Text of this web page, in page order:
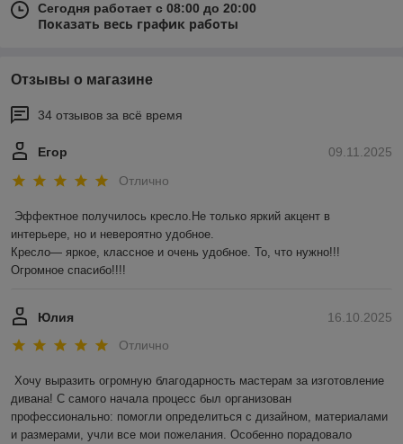
Сегодня работает с 08:00 до 20:00
Показать весь график работы
Отзывы о магазине
34 отзывов за всё время
09.11.2025
Егор
Отлично
Эффектное получилось кресло.Не только яркий акцент в
интерьере, но и невероятно удобное.
Кресло— яркое, классное и очень удобное. То, что нужно!!!
Огромное спасибо!!!!
16.10.2025
Юлия
Отлично
Хочу выразить огромную благодарность мастерам за изготовление
дивана! С самого начала процесс был организован
профессионально: помогли определиться с дизайном, материалами
и размерами, учли все мои пожелания. Особенно порадовало